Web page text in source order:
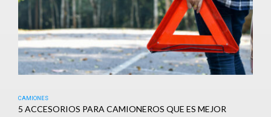
CAMIONES
5 ACCESORIOS PARA CAMIONEROS QUE ES MEJOR